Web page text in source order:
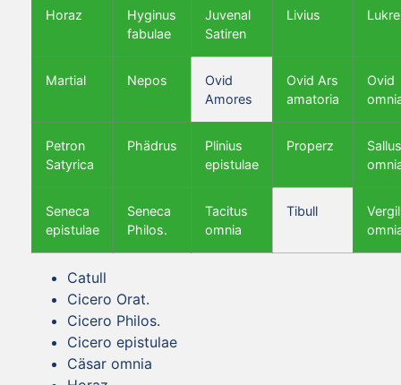
Horaz
Hyginus
fabulae
Juvenal
Satiren
Livius
Martial Nepos
Ovid
Amores
Ovid Ars
amatoria
Ovid
Petron
Satyrica
Phädrus
Plinius
epistulae
Properz
Seneca
epistulae
Seneca
Philos.
Tacitus
omnia
Tibull
Vergil
Catull
Cicero Orat.
Cicero Philos.
Cicero epistulae
Cäsar omnia